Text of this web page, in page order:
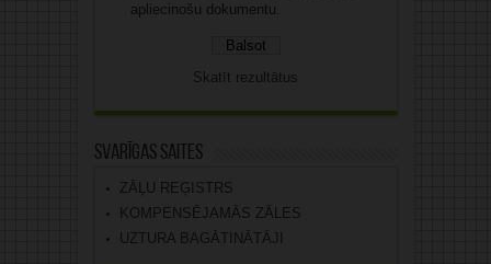
apliecinošu dokumentu.
Skatīt rezultātus
Svarīgas saites
ZĀĻU REĢISTRS
KOMPENSĒJAMĀS ZĀLES
UZTURA BAGĀTINĀTĀJI